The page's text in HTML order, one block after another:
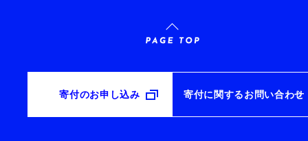
寄付のお申し込み 寄付に関するお問い合わせ